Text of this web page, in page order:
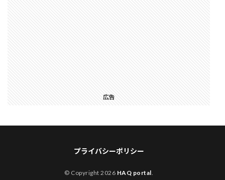
広告
プライバシーポリシー
© Copyright 2026 HAQ portal.